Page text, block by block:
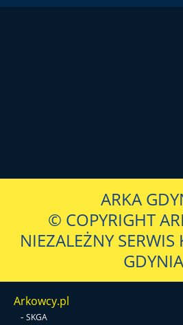
ARKA
© COPYRIGHT
NIEZALEŻNY
GDYNIA
Arkowcy.pl
- SKGA